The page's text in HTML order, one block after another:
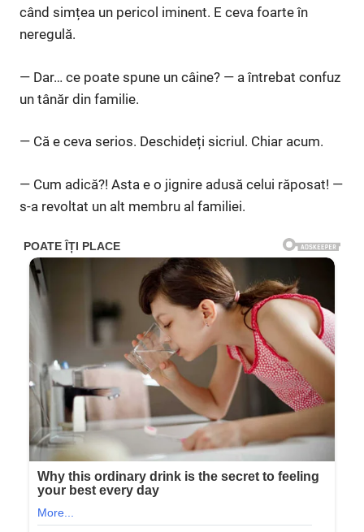
când simțea un pericol iminent. E ceva foarte în
neregulă.
— Dar… ce poate spune un câine? — a întrebat confuz
un tânăr din familie.
— Că e ceva serios. Deschideți sicriul. Chiar acum.
— Cum adică?! Asta e o jignire adusă celui răposat! —
s-a revoltat un alt membru al familiei.